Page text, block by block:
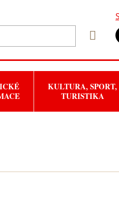
KULTURA, SPORT,
TURISTIKA